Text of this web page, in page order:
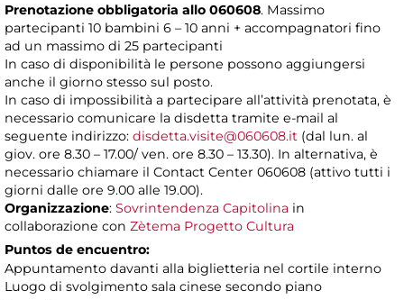
Prenotazione obbligatoria allo 060608. Massimo
partecipanti 10 bambini 6 – 10 anni + accompagnatori fino
ad un massimo di 25 partecipanti
In caso di disponibilità le persone possono aggiungersi
anche il giorno stesso sul posto.
In caso di impossibilità a partecipare all’attività prenotata, è
necessario comunicare la disdetta tramite e-mail al
seguente indirizzo: disdetta.visite@060608.it (dal lun. al
giov. ore 8.30 – 17.00/ ven. ore 8.30 – 13.30). In alternativa, è
necessario chiamare il Contact Center 060608 (attivo tutti i
giorni dalle ore 9.00 alle 19.00).
Organizzazione: Sovrintendenza Capitolina in
collaborazione con Zètema Progetto Cultura
Puntos de encuentro:
Appuntamento davanti alla biglietteria nel cortile interno
Luogo di svolgimento sala cinese secondo piano